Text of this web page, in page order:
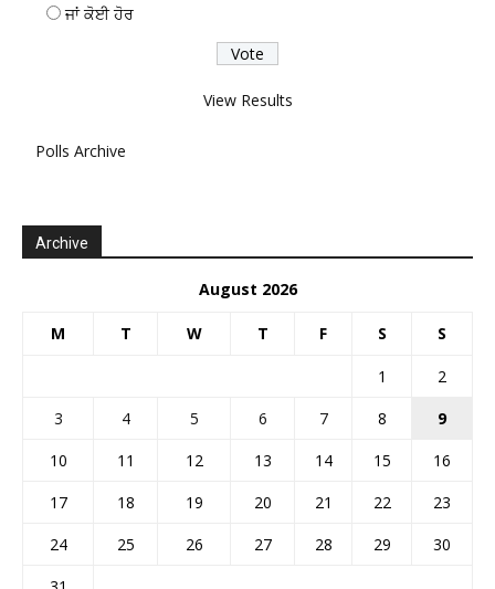
ਜਾਂ ਕੋਈ ਹੋਰ
View Results
Polls Archive
Archive
August 2026
M T W T F S S
1
2
3
4 5 6 7 8
9
10
11 12 13 14 15
16
17
18 19 20 21 22
23
24
25 26 27 28 29
30